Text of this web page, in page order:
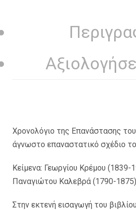
Χρονολόγιο της Επανάστασης
άγνωστο επαναστατικό σχέδιο
Κείμενα: Γεωργίου Κρέμου (1839-
Παναγιώτου Καλεβρά (1790-1875)
Στην εκτενή εισαγωγή του